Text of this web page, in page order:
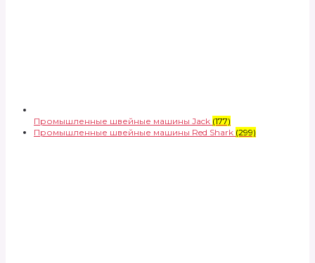
Промышленные швейные машины Jack (177)
Промышленные швейные машины Red Shark (299)